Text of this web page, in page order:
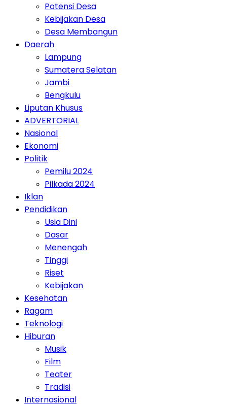
Potensi Desa
Kebijakan Desa
Desa Membangun
Daerah
Lampung
Sumatera Selatan
Jambi
Bengkulu
Liputan Khusus
ADVERTORIAL
Nasional
Ekonomi
Politik
Pemilu 2024
Pilkada 2024
Iklan
Pendidikan
Usia Dini
Dasar
Menengah
Tinggi
Riset
Kebijakan
Kesehatan
Ragam
Teknologi
Hiburan
Musik
Film
Teater
Tradisi
Internasional